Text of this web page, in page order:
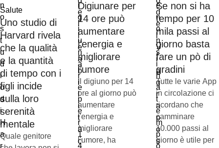
Salute
Uno studio di
Harvard rivela
che la qualità
e la quantità
di tempo con i
figli incide
sulla loro
serenità
mentale
Quale genitore
Digiunare per
14 ore può
aumentare
l’energia e
migliorare
l’umore
Il digiuno per 14
ore al giorno può
aumentare
l'energia e
migliorare
l'umore, ha
Se non si ha
tempo per 10
mila passi al
giorno basta
fare un pò di
gradini
Tutte le varie App
in circolazione ci
ricordano che
camminare
10.000 passi al
giorno è utile per